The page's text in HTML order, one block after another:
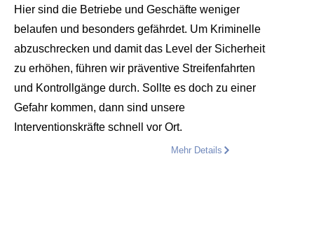
Hier sind die Betriebe und Geschäfte weniger
belaufen und besonders gefährdet. Um Kriminelle
abzuschrecken und damit das Level der Sicherheit
zu erhöhen, führen wir präventive Streifenfahrten
und Kontrollgänge durch. Sollte es doch zu einer
Gefahr kommen, dann sind unsere
Interventionskräfte schnell vor Ort.
Mehr Details